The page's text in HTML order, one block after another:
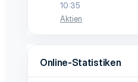
10:35
Aktien
Online-Statistiken